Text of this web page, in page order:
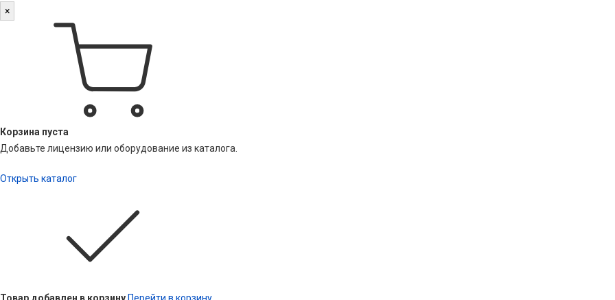
×
Корзина пуста
Добавьте лицензию или оборудование из каталога.
Открыть каталог